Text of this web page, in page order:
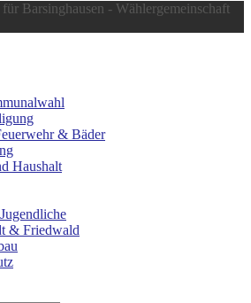
Barsinghausen - Wählergemeinschaft
& Bäder
Haushalt
& Friedwald